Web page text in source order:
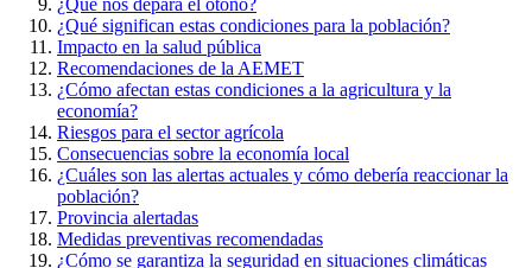
¿Qué significan estas condiciones para la población?
Impacto en la salud pública
Recomendaciones de la AEMET
¿Cómo afectan estas condiciones a la agricultura y la
economía?
Riesgos para el sector agrícola
Consecuencias sobre la economía local
¿Cuáles son las alertas actuales y cómo debería reaccionar la
población?
Provincia alertadas
Medidas preventivas recomendadas
¿Cómo se garantiza la seguridad en situaciones climáticas